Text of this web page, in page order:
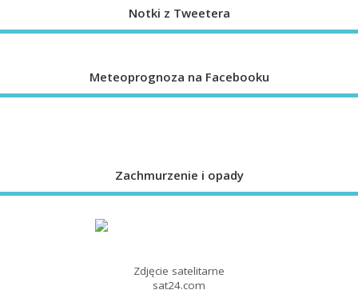
Notki z Tweetera
Meteoprognoza na Facebooku
Zachmurzenie i opady
Zdjęcie satelitarne
sat24.com